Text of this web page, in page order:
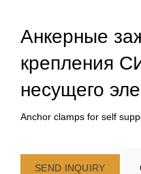
Анкерные
крепления
несущего
Anchor clamps for self
SEND INQUIRY